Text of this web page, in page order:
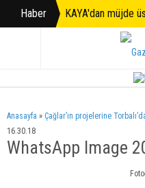
Haber KAYA'dan müjde
Anasayfa » Çağlar’ın projelerine
16.30.18
WhatsApp Image